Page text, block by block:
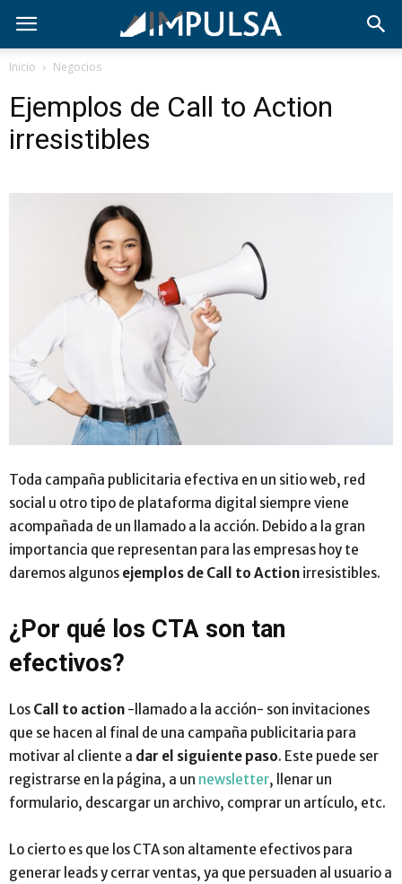
Inicio Negocios
Ejemplos de Call to Action
irresistibles
Toda campaña publicitaria efectiva en un sitio web, red
social u otro tipo de plataforma digital siempre viene
acompañada de un llamado a la acción. Debido a la gran
importancia que representan para las empresas hoy te
daremos algunos ejemplos de Call to Action irresistibles.
¿Por qué los CTA son tan
efectivos?
Los Call to action -llamado a la acción- son invitaciones
que se hacen al final de una campaña publicitaria para
motivar al cliente a dar el siguiente paso. Este puede ser
registrarse en la página, a un newsletter, llenar un
formulario, descargar un archivo, comprar un artículo, etc.
Lo cierto es que los CTA son altamente efectivos para
generar leads y cerrar ventas, ya que persuaden al usuario a